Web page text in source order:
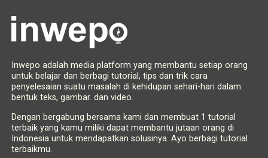
Inwepo adalah media platform yang membantu setiap orang
untuk belajar dan berbagi tutorial, tips dan trik cara
penyelesaian suatu masalah di kehidupan sehari-hari dalam
bentuk teks, gambar. dan video.
Dengan bergabung bersama kami dan membuat 1 tutorial
terbaik yang kamu miliki dapat membantu jutaan orang di
Indonesia untuk mendapatkan solusinya. Ayo berbagi tutorial
terbaikmu.